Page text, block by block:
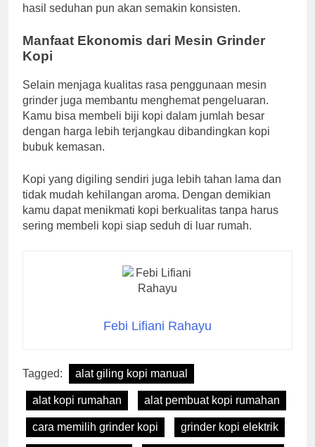
hasil seduhan pun akan semakin konsisten.
Manfaat Ekonomis dari Mesin Grinder
Kopi
Selain menjaga kualitas rasa penggunaan mesin
grinder juga membantu menghemat pengeluaran.
Kamu bisa membeli biji kopi dalam jumlah besar
dengan harga lebih terjangkau dibandingkan kopi
bubuk kemasan.
Kopi yang digiling sendiri juga lebih tahan lama dan
tidak mudah kehilangan aroma. Dengan demikian
kamu dapat menikmati kopi berkualitas tanpa harus
sering membeli kopi siap seduh di luar rumah.
Febi Lifiani Rahayu
Tagged: alat giling kopi manual
alat kopi rumahan alat pembuat kopi rumahan
cara memilih grinder kopi grinder kopi elektrik